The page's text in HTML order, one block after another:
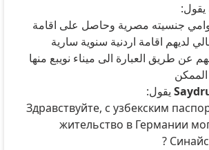
يقول:
وامي جنسيته مصرية وحاصل على اقامة
لديهم اقامة اردنية سنوية سارية
عن طريق العبارة الى ميناء نويبع منها
يقول:
Здравствуйте, с узбекским
жительство в Германии